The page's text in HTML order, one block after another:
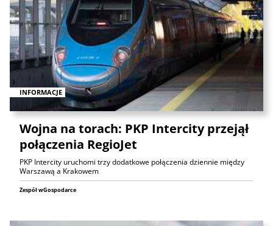
INFORMACJE
Wojna na torach: PKP Intercity przejął
połączenia RegioJet
PKP Intercity uruchomi trzy dodatkowe połączenia dziennie między
Warszawą a Krakowem
Zespół wGospodarce